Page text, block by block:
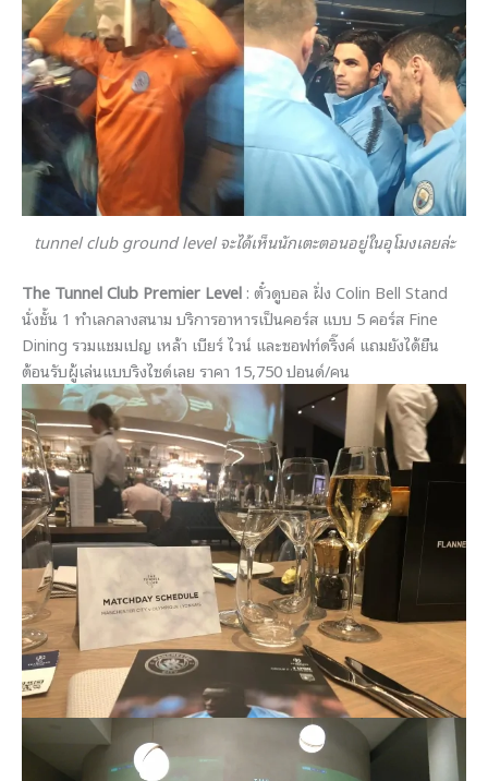
tunnel club ground level จะได้เห็นนักเตะตอนอยู่ในอุโมงเลยล่ะ
The Tunnel Club Premier Level : ตั๋วดูบอล ฝั่ง Colin Bell Stand
นั่งชั้น 1 ทำเลกลางสนาม บริการอาหารเป็นคอร์ส แบบ 5 คอร์ส Fine
Dining รวมแชมเปญ เหล้า เบียร์ ไวน์ และซอฟท์ดริ๊งค์ แถมยังได้ยืน
ต้อนรับผู้เล่นแบบริงไซด์เลย ราคา 15,750 ปอนด์/คน